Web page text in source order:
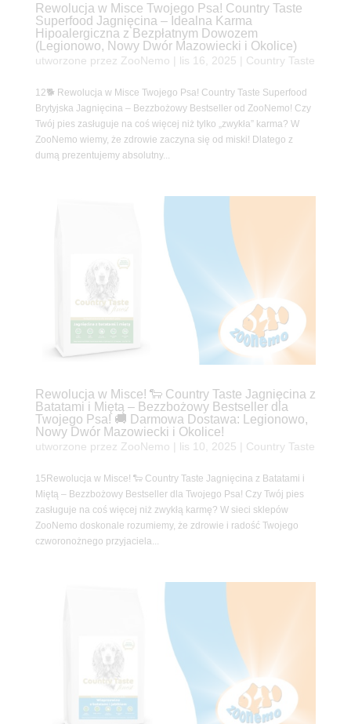
Rewolucja w Misce Twojego Psa! Country Taste
Superfood Jagnięcina – Idealna Karma
Hipoalergiczna z Bezpłatnym Dowozem
(Legionowo, Nowy Dwór Mazowiecki i Okolice)
utworzone przez ZooNemo lis 16, 2025 Country Taste
12🐕 Rewolucja w Misce Twojego Psa! Country Taste Superfood
Brytyjska Jagnięcina – Bezzbożowy Bestseller od ZooNemo! Czy
Twój pies zasługuje na coś więcej niż tylko „zwykła” karma? W
ZooNemo wiemy, że zdrowie zaczyna się od miski! Dlatego z
dumą prezentujemy absolutny...
Rewolucja w Misce! 🐑 Country Taste Jagnięcina z
Batatami i Miętą – Bezzbożowy Bestseller dla
Twojego Psa! 🚚 Darmowa Dostawa: Legionowo,
Nowy Dwór Mazowiecki i Okolice!
utworzone przez ZooNemo lis 10, 2025 Country Taste
15Rewolucja w Misce! 🐑 Country Taste Jagnięcina z Batatami i
Miętą – Bezzbożowy Bestseller dla Twojego Psa! Czy Twój pies
zasługuje na coś więcej niż zwykłą karmę? W sieci sklepów
ZooNemo doskonale rozumiemy, że zdrowie i radość Twojego
czworonożnego przyjaciela...